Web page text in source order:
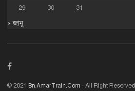
29 30 31
« জানু.
© 2021 Bn.AmarTrain.Com - All Right Reserved